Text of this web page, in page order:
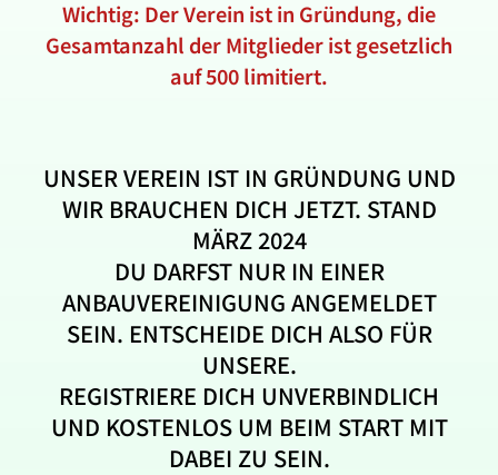
Wichtig: Der Verein ist in Gründung, die
Gesamtanzahl der Mitglieder ist gesetzlich
auf 500 limitiert.
UNSER VEREIN IST IN GRÜNDUNG UND
WIR BRAUCHEN DICH JETZT. STAND
MÄRZ 2024
DU DARFST NUR IN EINER
ANBAUVEREINIGUNG ANGEMELDET
SEIN. ENTSCHEIDE DICH ALSO FÜR
UNSERE.
REGISTRIERE DICH UNVERBINDLICH
UND KOSTENLOS UM BEIM START MIT
DABEI ZU SEIN.